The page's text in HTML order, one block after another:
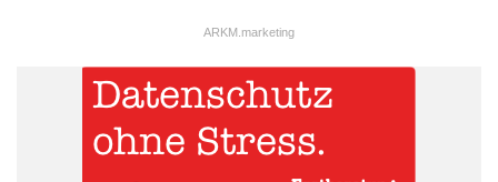
ARKM.marketing